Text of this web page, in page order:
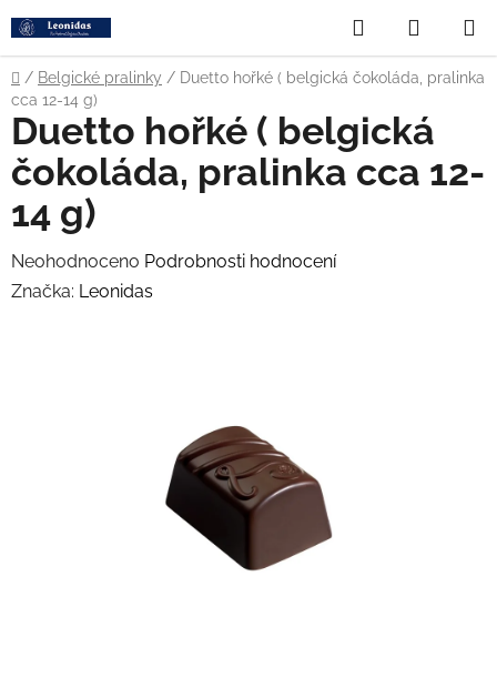
na
obsah
Hledat
KOŠÍK
Domů
/ Belgické pralinky / Duetto hořké ( belgická čokoláda, pralinka
cca 12-14 g)
Duetto hořké ( belgická
čokoláda, pralinka cca 12-
14 g)
Průměrné
hodnocení
Neohodnoceno Podrobnosti hodnocení
Značka: Leonidas